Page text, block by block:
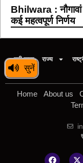
सुनें
Bhilwara :
कई महत्वपूर्ण निर्णय
बड़ी खबर राज्य
Home About us